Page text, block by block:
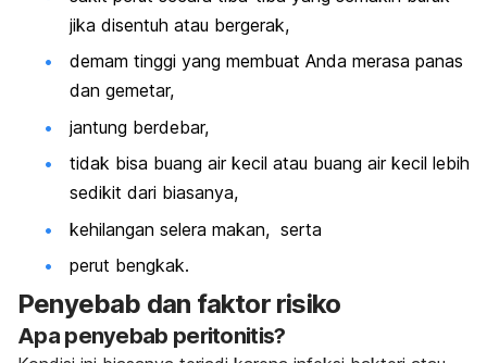
jika disentuh atau bergerak,
demam tinggi yang membuat Anda merasa panas
dan gemetar,
jantung berdebar,
tidak bisa buang air kecil atau buang air kecil lebih
sedikit dari biasanya,
kehilangan selera makan, serta
perut bengkak.
Penyebab dan faktor risiko
Apa penyebab peritonitis?